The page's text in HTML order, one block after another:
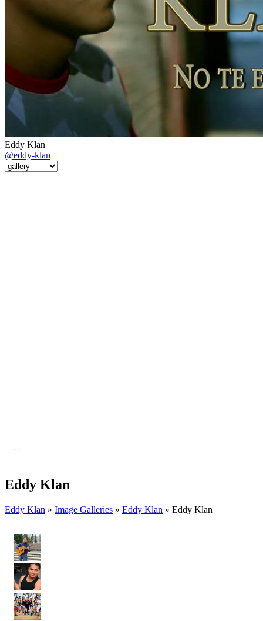
Eddy Klan
@eddy-klan
Eddy Klan
Eddy Klan » Image Galleries » Eddy Klan » Eddy Klan